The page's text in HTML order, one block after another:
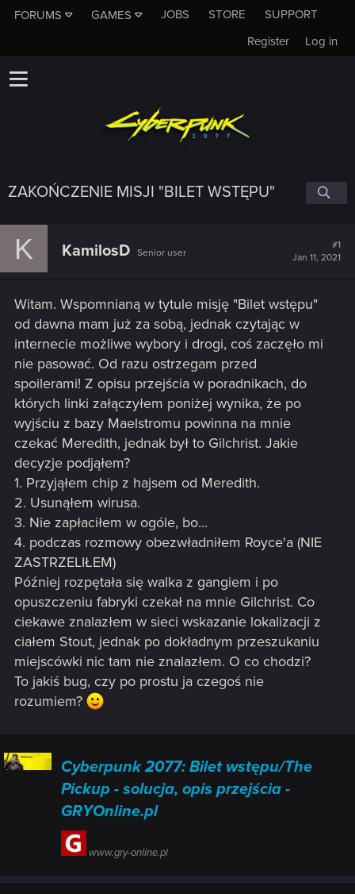
FORUMS GAMES JOBS STORE
SUPPORT
Log in
Register
ZAKOŃCZENIE MISJI "BILET WSTĘPU"
K KamilosD Senior user
#1
Jan 11, 2021
Witam. Wspomnianą w tytule misję "Bilet wstępu"
od dawna mam już za sobą, jednak czytając w
internecie możliwe wybory i drogi, coś zaczęło mi
nie pasować. Od razu ostrzegam przed
spoilerami! Z opisu przejścia w poradnikach, do
których linki załączyłem poniżej wynika, że po
wyjściu z bazy Maelstromu powinna na mnie
czekać Meredith, jednak był to Gilchrist. Jakie
decyzje podjąłem?
1. Przyjąłem chip z hajsem od Meredith.
2. Usunąłem wirusa.
3. Nie zapłaciłem w ogóle, bo...
4. podczas rozmowy obezwładniłem Royce'a (NIE
ZASTRZELIŁEM)
Później rozpętała się walka z gangiem i po
opuszczeniu fabryki czekał na mnie Gilchrist. Co
ciekawe znalazłem w sieci wskazanie lokalizacji z
ciałem Stout, jednak po dokładnym przeszukaniu
miejscówki nic tam nie znalazłem. O co chodzi?
To jakiś bug, czy po prostu ja czegoś nie
rozumiem?
Cyberpunk 2077: Bilet wstępu/The
Pickup - solucja, opis przejścia -
GRYOnline.pl
www.gry-online.pl